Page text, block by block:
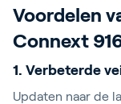
Voordelen
Connext
1. Verbeterde
Updaten naar de